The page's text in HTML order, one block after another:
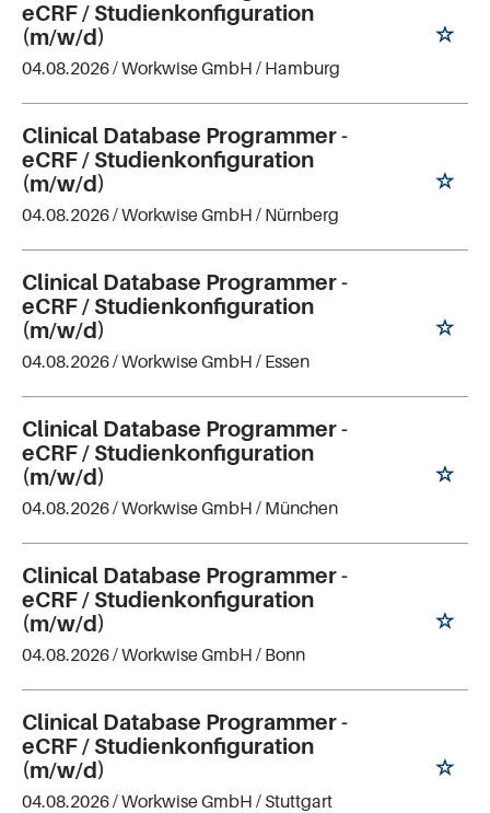
eCRF / Studienkonfiguration
(m/w/d)
04.08.2026 /Workwise GmbH / Hamburg
Clinical Database Programmer -
eCRF / Studienkonfiguration
(m/w/d)
04.08.2026 /Workwise GmbH / Nürnberg
Clinical Database Programmer -
eCRF / Studienkonfiguration
(m/w/d)
04.08.2026 /Workwise GmbH / Essen
Clinical Database Programmer -
eCRF / Studienkonfiguration
(m/w/d)
04.08.2026 /Workwise GmbH / München
Clinical Database Programmer -
eCRF / Studienkonfiguration
(m/w/d)
04.08.2026 /Workwise GmbH / Bonn
Clinical Database Programmer -
eCRF / Studienkonfiguration
(m/w/d)
04.08.2026 /Workwise GmbH / Stuttgart